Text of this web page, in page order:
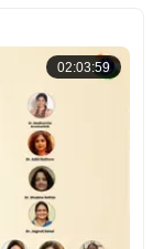
02:03:59